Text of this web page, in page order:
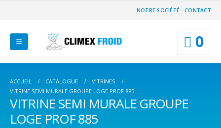
NOTRE SOCIÉTÉ CONTACT
0
ACCUEIL CATALOGUE
VITRINES
VITRINE SEMI MURALE GROUPE LOGE PROF 885
VITRINE SEMI MURALE GROUPE
LOGE PROF 885